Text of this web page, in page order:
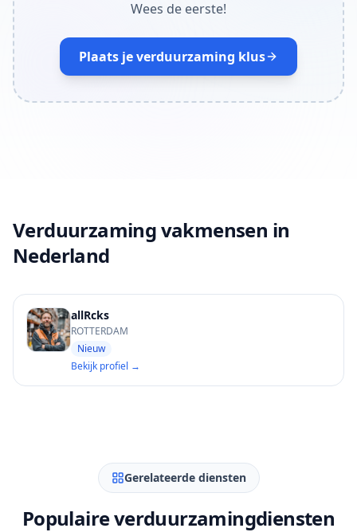
Wees de eerste!
Plaats je verduurzaming klus
Verduurzaming vakmensen in
Nederland
allRcks
ROTTERDAM
Nieuw
Bekijk profiel →
Gerelateerde diensten
Populaire verduurzamingdiensten